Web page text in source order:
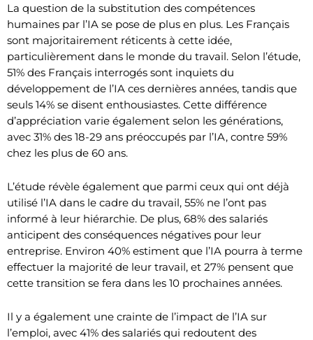
La question de la substitution des compétences
humaines par l’IA se pose de plus en plus. Les Français
sont majoritairement réticents à cette idée,
particulièrement dans le monde du travail. Selon l’étude,
51% des Français interrogés sont inquiets du
développement de l’IA ces dernières années, tandis que
seuls 14% se disent enthousiastes. Cette différence
d’appréciation varie également selon les générations,
avec 31% des 18-29 ans préoccupés par l’IA, contre 59%
chez les plus de 60 ans.
L’étude révèle également que parmi ceux qui ont déjà
utilisé l’IA dans le cadre du travail, 55% ne l’ont pas
informé à leur hiérarchie. De plus, 68% des salariés
anticipent des conséquences négatives pour leur
entreprise. Environ 40% estiment que l’IA pourra à terme
effectuer la majorité de leur travail, et 27% pensent que
cette transition se fera dans les 10 prochaines années.
Il y a également une crainte de l’impact de l’IA sur
l’emploi, avec 41% des salariés qui redoutent des